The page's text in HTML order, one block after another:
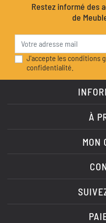
Restez informé des
de
J'accepte les conditions
confidentialité.
À
MON